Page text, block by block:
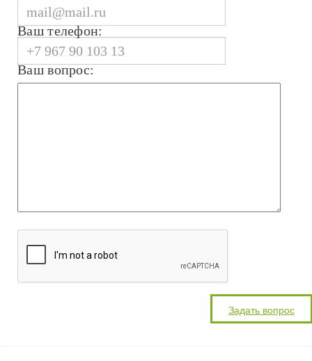
Ваш телефон:
Ваш вопрос: